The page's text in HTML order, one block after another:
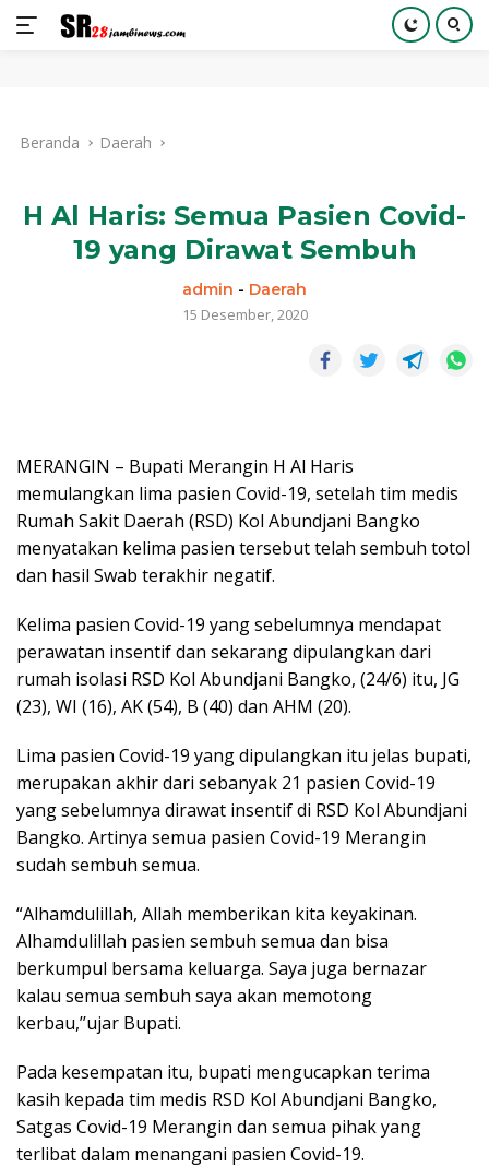
kontenBeranda Daerah
H Al Haris: Semua Pasien Covid-
19 yang Dirawat Sembuh
admin - Daerah
15 Desember, 2020
MERANGIN – Bupati Merangin H Al Haris
memulangkan lima pasien Covid-19, setelah tim medis
Rumah Sakit Daerah (RSD) Kol Abundjani Bangko
menyatakan kelima pasien tersebut telah sembuh totol
dan hasil Swab terakhir negatif.
Kelima pasien Covid-19 yang sebelumnya mendapat
perawatan insentif dan sekarang dipulangkan dari
rumah isolasi RSD Kol Abundjani Bangko, (24/6) itu, JG
(23), WI (16), AK (54), B (40) dan AHM (20).
Lima pasien Covid-19 yang dipulangkan itu jelas bupati,
merupakan akhir dari sebanyak 21 pasien Covid-19
yang sebelumnya dirawat insentif di RSD Kol Abundjani
Bangko. Artinya semua pasien Covid-19 Merangin
sudah sembuh semua.
“Alhamdulillah, Allah memberikan kita keyakinan.
Alhamdulillah pasien sembuh semua dan bisa
berkumpul bersama keluarga. Saya juga bernazar
kalau semua sembuh saya akan memotong
kerbau,’’ujar Bupati.
Pada kesempatan itu, bupati mengucapkan terima
kasih kepada tim medis RSD Kol Abundjani Bangko,
Satgas Covid-19 Merangin dan semua pihak yang
terlibat dalam menangani pasien Covid-19.